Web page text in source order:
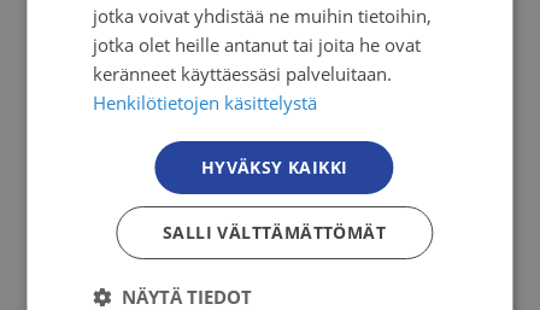
13.08. - 10.12.2026. Seuraava: 13.08.2026
Vertaisryhmä pitkäaikaista, parantumatonta
syöpää sairastaville verkossa
jotka voivat yhdistää ne muihin tietoihin,
jotka olet heille antanut tai joita he ovat
keränneet käyttäessäsi palveluitaan.
Henkilötietojen käsittelystä
HYVÄKSY KAIKKI
SALLI VÄLTTÄMÄTTÖMÄT
NÄYTÄ TIEDOT